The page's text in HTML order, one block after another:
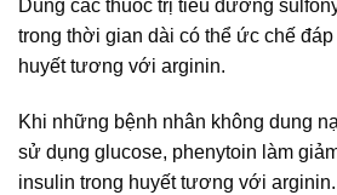
Dùng các thuốc trị tiểu đường
trong thời gian dài có thể ức chế
huyết tương với arginin.
Khi những bệnh nhân không dung
sử dụng glucose, phenytoin làm
insulin trong huyết tương với arginin.